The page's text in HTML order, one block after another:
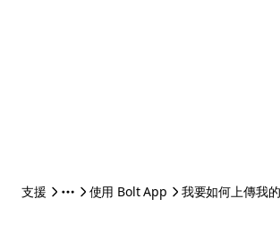
支援 使用 Bolt App 我要如何上傳我